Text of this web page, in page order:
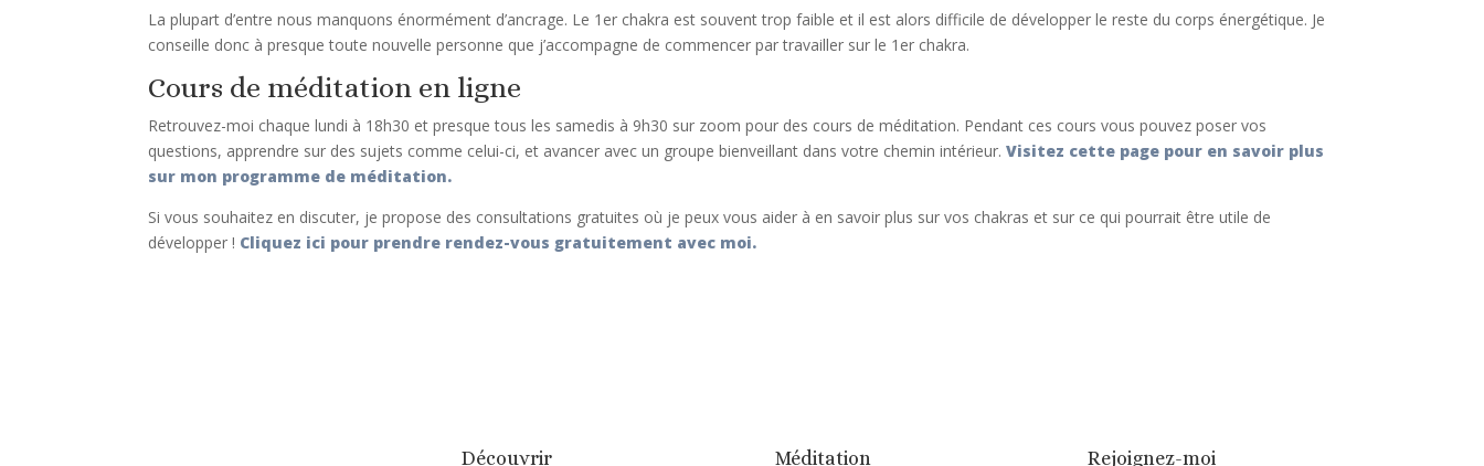
La plupart d’entre nous manquons énormément d’ancrage. Le 1er chakra est souvent trop faible et il est alors difficile de développer le reste du corps énergétique. Je
conseille donc à presque toute nouvelle personne que j’accompagne de commencer par travailler sur le 1er chakra.
Cours de méditation en ligne
Retrouvez-moi chaque lundi à 18h30 et presque tous les samedis à 9h30 sur zoom pour des cours de méditation. Pendant ces cours vous pouvez poser vos
questions, apprendre sur des sujets comme celui-ci, et avancer avec un groupe bienveillant dans votre chemin intérieur.Visitez cette page pour en savoir plus
sur mon programme de méditation.
Si vous souhaitez en discuter, je propose des consultations gratuites où je peux vous aider à en savoir plus sur vos chakras et sur ce qui pourrait être utile de
développer ! Cliquez ici pour prendre rendez-vous gratuitement avec moi.
Découvrir Méditation Rejoignez-moi